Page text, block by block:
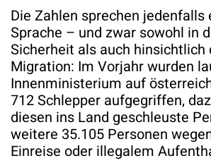
Die Zahlen sprechen jedenfalls
Sprache – und zwar sowohl in
Sicherheit als auch hinsichtlich
Migration: Im Vorjahr wurden
Innenministerium auf
712 Schlepper aufgegriffen,
diesen ins Land geschleuste
weitere 35.105 Personen
Einreise oder illegalem